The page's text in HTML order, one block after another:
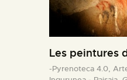
Les peintures
-Pyrenoteca 4.0,